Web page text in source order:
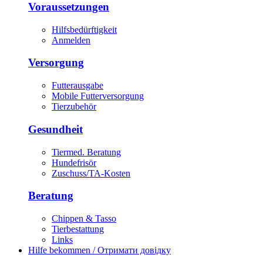
Voraussetzungen
Hilfsbedürftigkeit
Anmelden
Versorgung
Futterausgabe
Mobile Futterversorgung
Tierzubehör
Gesundheit
Tiermed. Beratung
Hundefrisör
Zuschuss/TA-Kosten
Beratung
Chippen & Tasso
Tierbestattung
Links
Hilfe bekommen / Отримати довідку